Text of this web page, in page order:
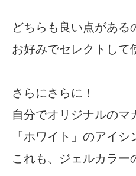
どちらも良い点がある
お好みでセレクトして
さらにさらに！
自分でオリジナルのマ
「ホワイト」のアイシ
これも、ジェルカラー